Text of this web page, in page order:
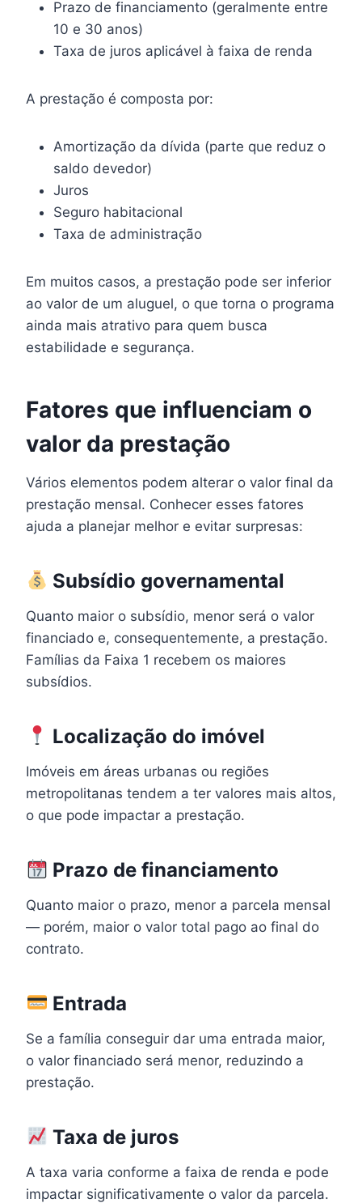
Prazo de financiamento (geralmente entre
10 e 30 anos)
Taxa de juros aplicável à faixa de renda
A prestação é composta por:
Amortização da dívida (parte que reduz o
saldo devedor)
Juros
Seguro habitacional
Taxa de administração
Em muitos casos, a prestação pode ser inferior
ao valor de um aluguel, o que torna o programa
ainda mais atrativo para quem busca
estabilidade e segurança.
Fatores que influenciam o
valor da prestação
Vários elementos podem alterar o valor final da
prestação mensal. Conhecer esses fatores
ajuda a planejar melhor e evitar surpresas:
Subsídio governamental
Quanto maior o subsídio, menor será o valor
financiado e, consequentemente, a prestação.
Famílias da Faixa 1 recebem os maiores
subsídios.
Localização do imóvel
Imóveis em áreas urbanas ou regiões
metropolitanas tendem a ter valores mais altos,
o que pode impactar a prestação.
Prazo de financiamento
Quanto maior o prazo, menor a parcela mensal
— porém, maior o valor total pago ao final do
contrato.
Entrada
Se a família conseguir dar uma entrada maior,
o valor financiado será menor, reduzindo a
prestação.
Taxa de juros
A taxa varia conforme a faixa de renda e pode
impactar significativamente o valor da parcela.